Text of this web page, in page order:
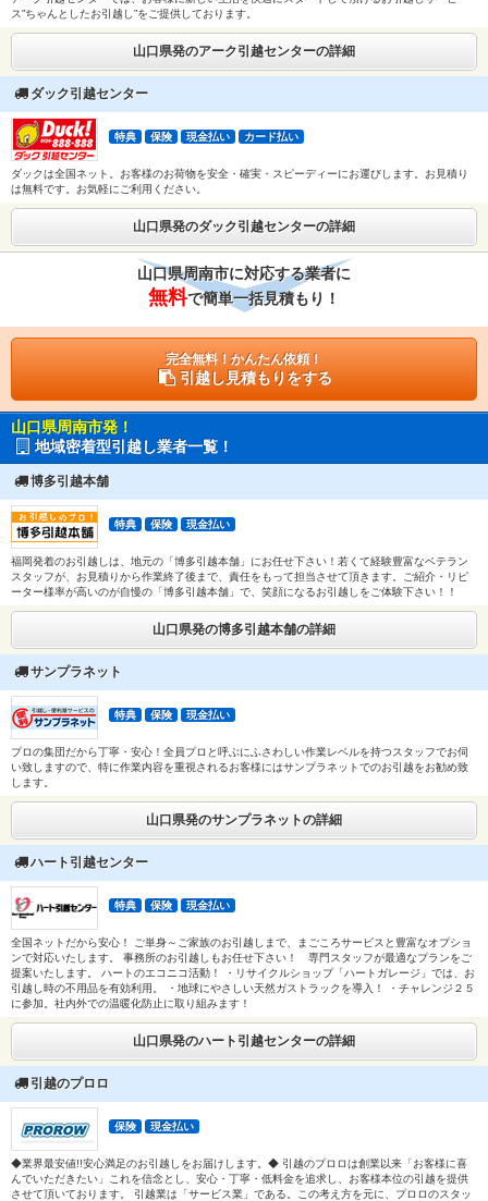
ス”ちゃんとしたお引越し”をご提供しております。
山口県発のアーク引越センターの詳細
ダック引越センター
特典 保険 現金払い カード払い
ダックは全国ネット。お客様のお荷物を安全・確実・スピーディーにお運びします。お見積り
は無料です。お気軽にご利用ください。
山口県発のダック引越センターの詳細
山口県周南市に対応する業者に
無料で簡単一括見積もり！
完全無料！かんたん依頼！
引越し見積もりをする
山口県周南市発！
地域密着型引越し業者一覧！
博多引越本舗
特典 保険 現金払い
福岡発着のお引越しは、地元の「博多引越本舗」にお任せ下さい！若くて経験豊富なベテラン
スタッフが、お見積りから作業終了後まで、責任をもって担当させて頂きます。ご紹介・リピ
ーター様率が高いのが自慢の「博多引越本舗」で、笑顔になるお引越しをご体験下さい！！
山口県発の博多引越本舗の詳細
サンプラネット
特典 保険 現金払い
プロの集団だから丁寧・安心！全員プロと呼ぶにふさわしい作業レベルを持つスタッフでお伺
い致しますので、特に作業内容を重視されるお客様にはサンプラネットでのお引越をお勧め致
します。
山口県発のサンプラネットの詳細
ハート引越センター
特典 保険 現金払い
全国ネットだから安心！ ご単身～ご家族のお引越しまで、まごころサービスと豊富なオプショ
ンで対応いたします。 事務所のお引越しもお任せ下さい！ 専門スタッフが最適なプランをご
提案いたします。 ハートのエコニコ活動！ ・リサイクルショップ「ハートガレージ」では、お
引越し時の不用品を有効利用。 ・地球にやさしい天然ガストラックを導入！ ・チャレンジ２５
に参加。社内外での温暖化防止に取り組みます！
山口県発のハート引越センターの詳細
引越のプロロ
保険 現金払い
◆業界最安値!!安心満足のお引越しをお届けします。◆ 引越のプロロは創業以来「お客様に喜
んでいただきたい」これを信念とし、安心・丁寧・低料金を追求し、お客様本位の引越を提供
させて頂いております。 引越業は「サービス業」である。この考え方を元に、プロロのスタッ